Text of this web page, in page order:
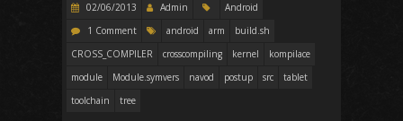
02/06/2013 Admin
Android
1 Comment
android arm
build.sh
CROSS_COMPILER
crosscompiling kernel
kompilace
module
Module.symvers navod postup src
tablet
toolchain
tree